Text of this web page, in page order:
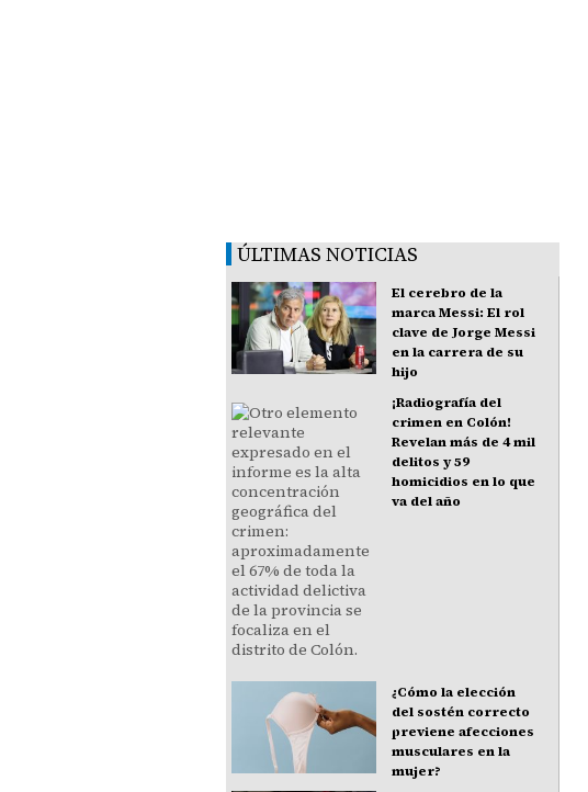
ÚLTIMAS NOTICIAS
El cerebro de la
marca Messi: El rol
clave de Jorge Messi
en la carrera de su
hijo
¡Radiografía del
crimen en Colón!
Revelan más de 4 mil
delitos y 59
homicidios en lo que
va del año
¿Cómo la elección
del sostén correcto
previene afecciones
musculares en la
mujer?